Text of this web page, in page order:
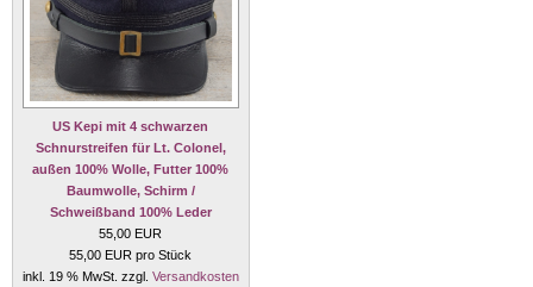
US Kepi mit 4 schwarzen
Schnurstreifen für Lt. Colonel,
außen 100% Wolle, Futter 100%
Baumwolle, Schirm /
Schweißband 100% Leder
55,00 EUR
55,00 EUR pro Stück
inkl. 19 % MwSt. zzgl. Versandkosten